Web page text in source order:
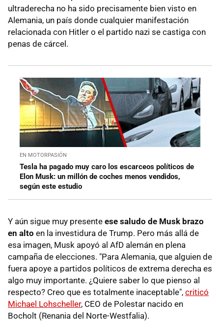
ultraderecha no ha sido precisamente bien visto en
Alemania, un país donde cualquier manifestación
relacionada con Hitler o el partido nazi se castiga con
penas de cárcel.
EN MOTORPASIÓN
Tesla ha pagado muy caro los escarceos políticos de
Elon Musk: un millón de coches menos vendidos,
según este estudio
Y aún sigue muy presente ese saludo de Musk brazo
en alto en la investidura de Trump. Pero más allá de
esa imagen, Musk apoyó al AfD alemán en plena
campaña de elecciones. "Para Alemania, que alguien de
fuera apoye a partidos políticos de extrema derecha es
algo muy importante. ¿Quiere saber lo que pienso al
respecto? Creo que es totalmente inaceptable", criticó
Michael Lohscheller, CEO de Polestar nacido en
Bocholt (Renania del Norte-Westfalia).